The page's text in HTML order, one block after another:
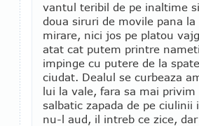
vantul teribil de pe inaltime
doua siruri de movile pana
mirare, nici jos pe platou
atat cat putem printre
impinge cu putere de la
ciudat. Dealul se curbeaza
lui la vale, fara sa mai
salbatic zapada de pe
nu-l aud, il intreb ce zice,